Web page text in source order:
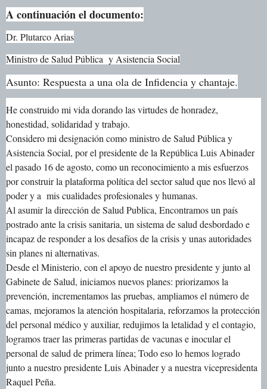
A continuación el documento:
Dr. Plutarco Arias
Ministro de Salud Pública y Asistencia Social
Asunto: Respuesta a una ola de Infidencia y chantaje.
He construido mi vida dorando las virtudes de honradez,
honestidad, solidaridad y trabajo.
Considero mi designación como ministro de Salud Pública y
Asistencia Social, por el presidente de la República Luis Abinader
el pasado 16 de agosto, como un reconocimiento a mis esfuerzos
por construir la plataforma política del sector salud que nos llevó al
poder y a mis cualidades profesionales y humanas.
Al asumir la dirección de Salud Publica, Encontramos un país
postrado ante la crisis sanitaria, un sistema de salud desbordado e
incapaz de responder a los desafíos de la crisis y unas autoridades
sin planes ni alternativas.
Desde el Ministerio, con el apoyo de nuestro presidente y junto al
Gabinete de Salud, iniciamos nuevos planes: priorizamos la
prevención, incrementamos las pruebas, ampliamos el número de
camas, mejoramos la atención hospitalaria, reforzamos la protección
del personal médico y auxiliar, redujimos la letalidad y el contagio,
logramos traer las primeras partidas de vacunas e inocular el
personal de salud de primera línea; Todo eso lo hemos logrado
junto a nuestro presidente Luis Abinader y a nuestra vicepresidenta
Raquel Peña.